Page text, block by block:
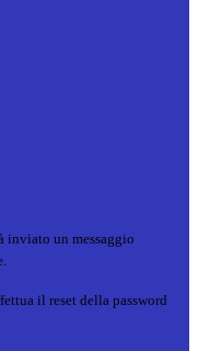
inviato un messaggio
il reset della password